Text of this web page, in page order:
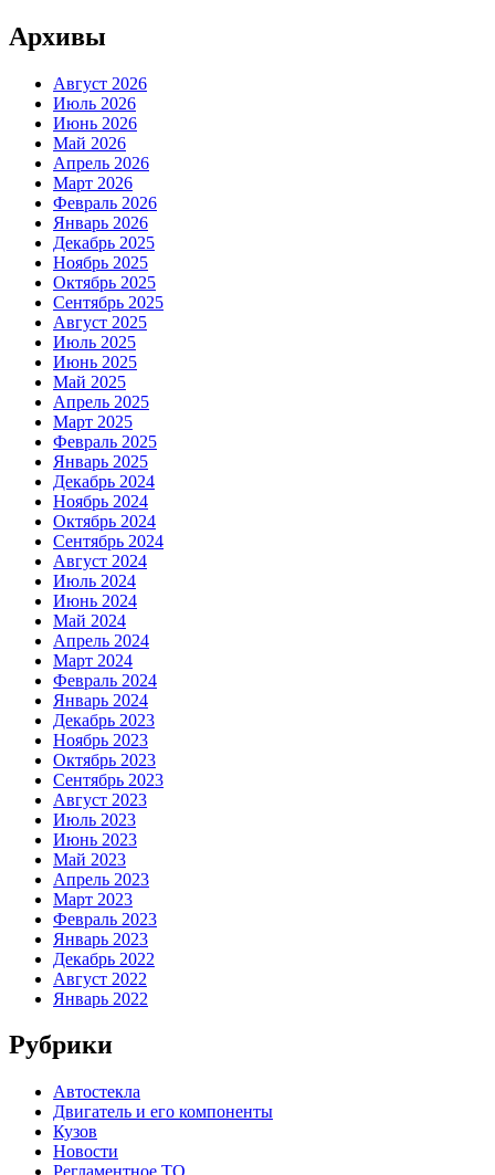
Архивы
Август 2026
Июль 2026
Июнь 2026
Май 2026
Апрель 2026
Март 2026
Февраль 2026
Январь 2026
Декабрь 2025
Ноябрь 2025
Октябрь 2025
Сентябрь 2025
Август 2025
Июль 2025
Июнь 2025
Май 2025
Апрель 2025
Март 2025
Февраль 2025
Январь 2025
Декабрь 2024
Ноябрь 2024
Октябрь 2024
Сентябрь 2024
Август 2024
Июль 2024
Июнь 2024
Май 2024
Апрель 2024
Март 2024
Февраль 2024
Январь 2024
Декабрь 2023
Ноябрь 2023
Октябрь 2023
Сентябрь 2023
Август 2023
Июль 2023
Июнь 2023
Май 2023
Апрель 2023
Март 2023
Февраль 2023
Январь 2023
Декабрь 2022
Август 2022
Январь 2022
Рубрики
Автостекла
Двигатель и его компоненты
Кузов
Новости